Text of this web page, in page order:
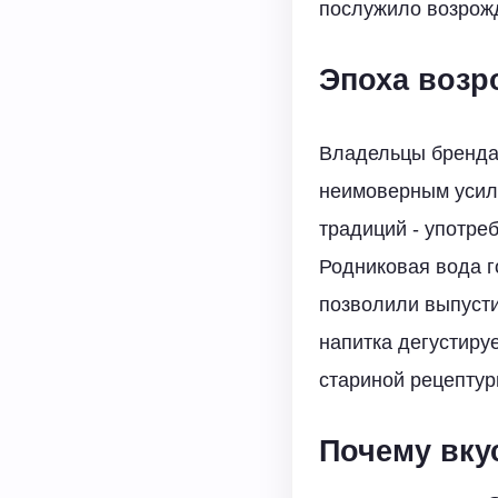
послужило
Эпоха
Владельцы
неимоверным
традиций -
Родниковая вода
позволили
напитка
стариной
Почему